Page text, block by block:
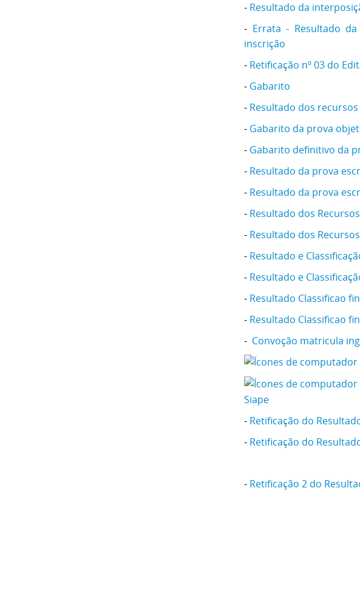
- Resultado da
- Errata - Resultado
inscrição
- Retificação nº 03 do
- Gabarito
- Resultado dos
- Gabarito da prova
- Gabarito definitivo da
- Resultado da prova
- Resultado da prova
- Resultado dos
- Resultado dos
- Resultado e
- Resultado e
- Resultado Classificao
- Resultado Classificao
- Convoção matricula
Siape
- Retificação do
- Retificação do
- Retificação 2 do